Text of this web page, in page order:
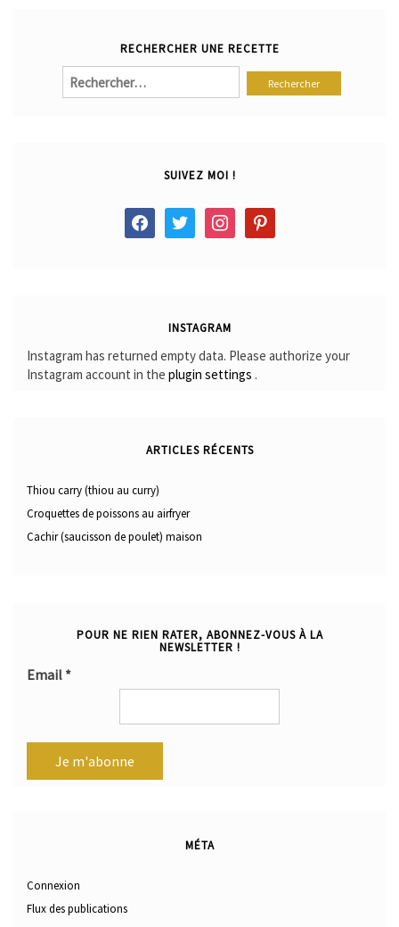
RECHERCHER UNE RECETTE
Rechercher :
SUIVEZ MOI !
facebook twitter instagram pinterest
INSTAGRAM
Instagram has returned empty data. Please authorize your
Instagram account in the plugin settings .
ARTICLES RÉCENTS
Thiou carry (thiou au curry)
Croquettes de poissons au airfryer
Cachir (saucisson de poulet) maison
POUR NE RIEN RATER, ABONNEZ-VOUS À LA
NEWSLETTER !
Email *
MÉTA
Connexion
Flux des publications